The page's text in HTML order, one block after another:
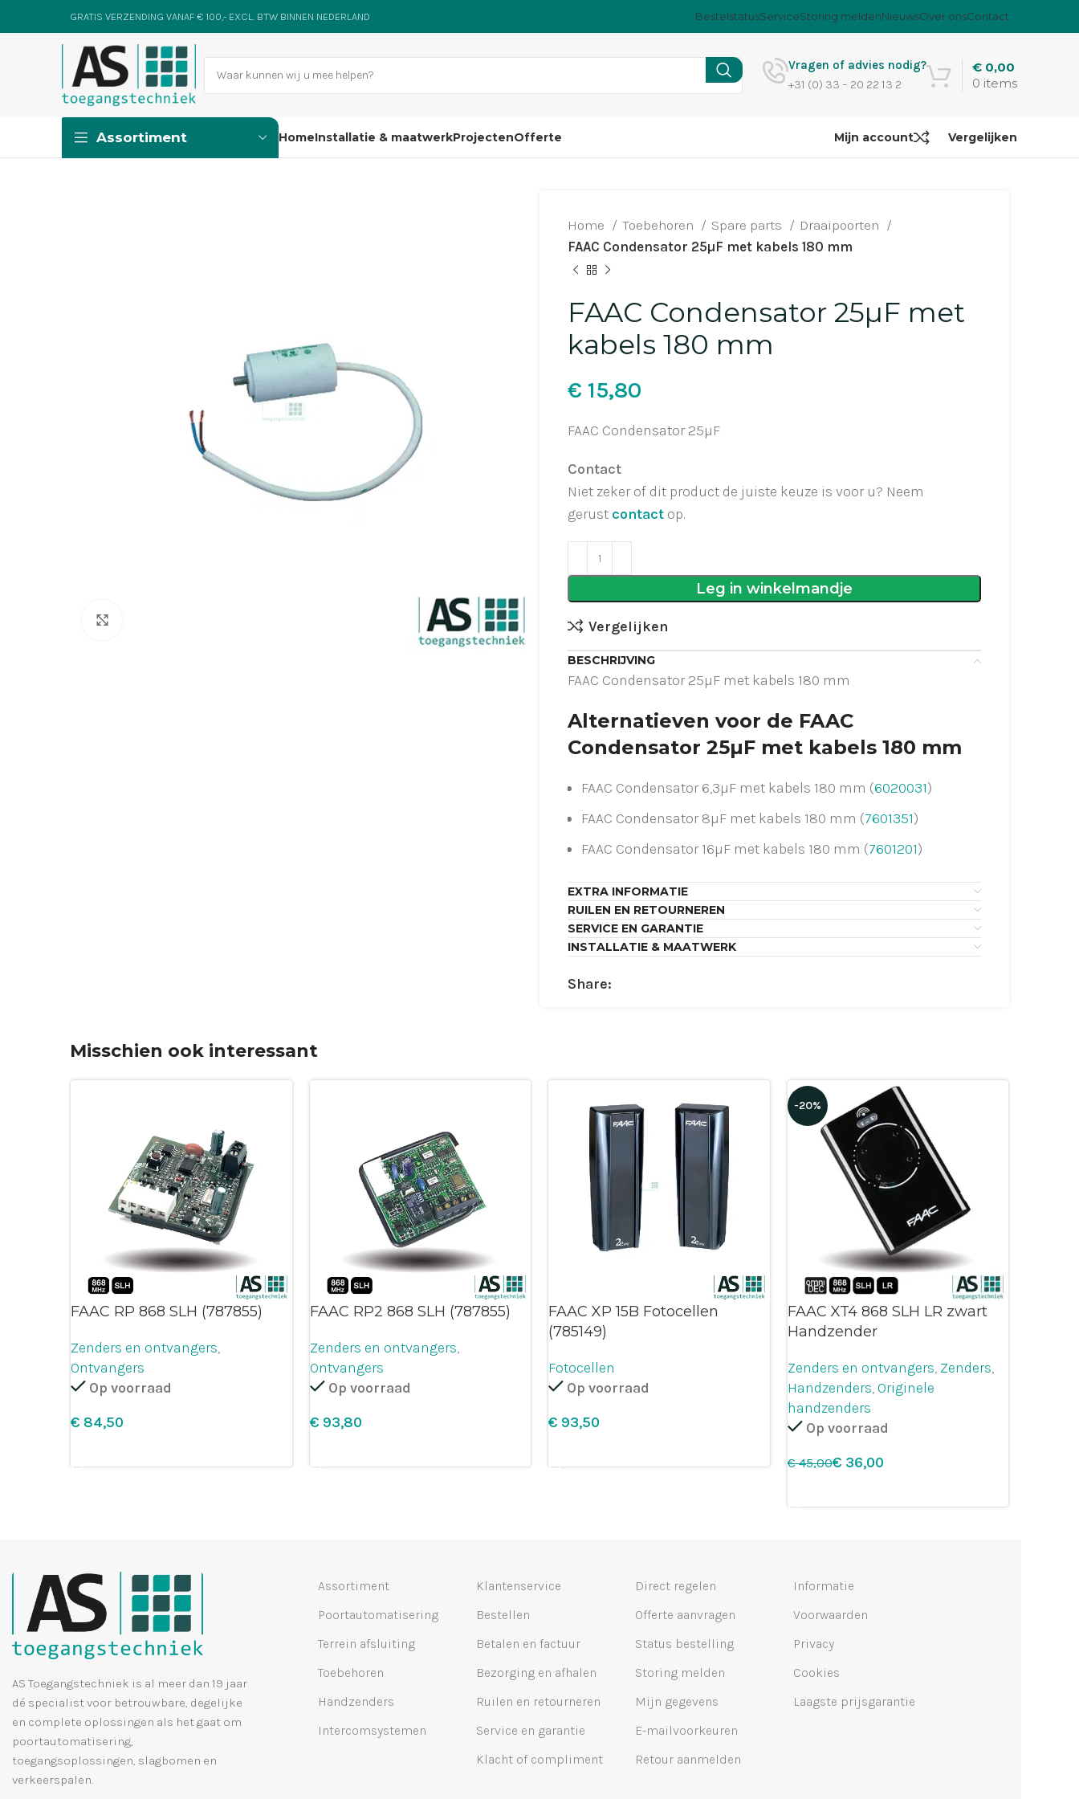
GRATIS VERZENDING VANAF € 100,- EXCL. BTW BINNEN NEDERLAND BestelstatusServiceStoring meldenNieuwsOver onsContact
Vragen of advies nodig?
+31 (0) 33 – 20 22 13 2
0 items
€ 0,00
Assortiment HomeInstallatie & maatwerkProjectenOfferte Mijn account Vergelijken
Home Toebehoren Spare parts
Draaipoorten
FAAC Condensator 25µF met kabels 180 mm
FAAC Condensator 25µF met
kabels 180 mm
€
FAAC Condensator 25µF
Contact
Niet zeker of dit product de juiste keuze is voor u? Neem
gerust contact op.
Leg in winkelmandje
Vergelijken
BESCHRIJVING
FAAC Condensator 25µF met kabels 180 mm
Alternatieven voor de FAAC
Condensator 25µF met kabels 180 mm
FAAC Condensator 6,3µF met kabels 180 mm (6020031)
FAAC Condensator 8µF met kabels 180 mm (7601351)
FAAC Condensator 16µF met kabels 180 mm (7601201)
FAAC Condensator 35µF met kabels 180 mm (76010915)
Raadpleeg uw installateur voor het aansluiten of maak een
installatie afspraak via onscontactformulier.
EXTRA INFORMATIE
RUILEN EN RETOURNEREN
SERVICE EN GARANTIE
INSTALLATIE & MAATWERK
Share:
Misschien ook interessant
FAAC RP 868 SLH (787855)
Zenders en ontvangers,
Ontvangers
Op voorraad
€
FAAC RP2 868 SLH (787855)
Zenders en ontvangers,
Ontvangers
Op voorraad
€
FAAC XP 15B Fotocellen
(785149)
Fotocellen
Op voorraad
€
-20%
FAAC XT4 868 SLH LR zwart
Handzender
Zenders en ontvangers, Zenders,
Handzenders,Originele
handzenders
Op voorraad
€45,00€ 36,00
AS Toegangstechniek is al meer dan 19 jaar
dé specialist voor betrouwbare, degelijke
en complete oplossingen als het gaat om
poortautomatisering,
toegangsoplossingen, slagbomen en
verkeerspalen.
Assortiment
Poortautomatisering
Terrein afsluiting
Toebehoren
Handzenders
Intercomsystemen
Klantenservice
Bestellen
Betalen en factuur
Bezorging en afhalen
Ruilen en retourneren
Service en garantie
Klacht of compliment
Direct regelen
Offerte aanvragen
Status bestelling
Storing melden
Mijn gegevens
E-mailvoorkeuren
Retour aanmelden
Informatie
Voorwaarden
Privacy
Cookies
Laagste prijsgarantie